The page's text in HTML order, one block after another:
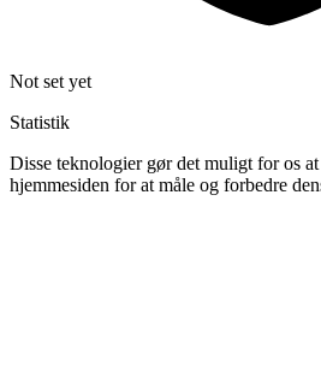
Not set yet
Statistik
Disse teknologier gør det muligt for os
hjemmesiden for at måle og forbedre